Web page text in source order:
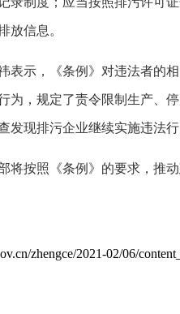
放信息。
表示，《条例》对违法者的
为，规定了责令限制生产、
发现排污企业继续实施违法
将按照《条例》的要求，推
zhengce/2021-02/06/